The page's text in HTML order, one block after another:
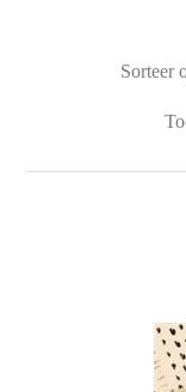
Sorteer